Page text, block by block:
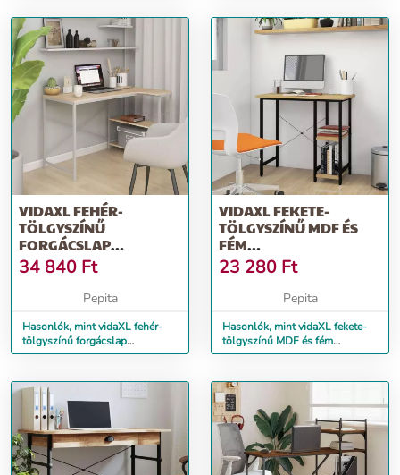
VIDAXL FEHÉR-
TÖLGYSZÍNŰ
FORGÁCSLAP
SZÁMÍTÓGÉPASZTAL 110
X 72 X 70 CM
34 840 Ft
Pepita
Hasonlók, mint vidaXL fehér-
tölgyszínű forgácslap
számítógépasztal 110 x 72 x 70
VIDAXL FEKETE-
TÖLGYSZÍNŰ MDF ÉS
FÉM
SZÁMÍTÓGÉPASZTAL 80
X 40 X 72 CM
23 280 Ft
Pepita
Hasonlók, mint vidaXL fekete-
tölgyszínű MDF és fém
számítógépasztal 80 x 40 x 72